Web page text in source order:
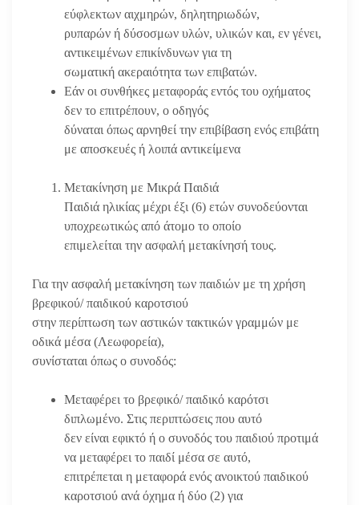
εύφλεκτων αιχμηρών, δηλητηριωδών,
ρυπαρών ή δύσοσμων υλών, υλικών και, εν γένει,
αντικειμένων επικίνδυνων για τη
σωματική ακεραιότητα των επιβατών.
Εάν οι συνθήκες μεταφοράς εντός του οχήματος
δεν το επιτρέπουν, ο οδηγός
δύναται όπως αρνηθεί την επιβίβαση ενός επιβάτη
με αποσκευές ή λοιπά αντικείμενα
Μετακίνηση με Μικρά Παιδιά
Παιδιά ηλικίας μέχρι έξι (6) ετών συνοδεύονται
υποχρεωτικώς από άτομο το οποίο
επιμελείται την ασφαλή μετακίνησή τους.
Για την ασφαλή μετακίνηση των παιδιών με τη χρήση
βρεφικού/ παιδικού καροτσιού
στην περίπτωση των αστικών τακτικών γραμμών με
οδικά μέσα (Λεωφορεία),
συνίσταται όπως ο συνοδός:
Μεταφέρει το βρεφικό/ παιδικό καρότσι
διπλωμένο. Στις περιπτώσεις που αυτό
δεν είναι εφικτό ή ο συνοδός του παιδιού προτιμά
να μεταφέρει το παιδί μέσα σε αυτό,
επιτρέπεται η μεταφορά ενός ανοικτού παιδικού
καροτσιού ανά όχημα ή δύο (2) για